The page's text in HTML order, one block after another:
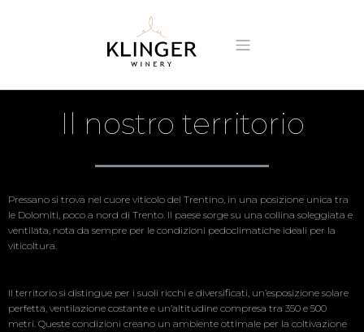
Il nostro territorio
Pressano si trova nel cuore viticolo del Trentino, in una posizione unica tra
le Dolomiti, poco a nord di Trento. Il paese sorge su una collina soleggiata e
ventilata, nota da sempre per le condizioni pedoclimatiche ideali per la
viticoltura.
Il territorio si distingue per i suoli ricchi e diversificati, un’esposizione solare
perfetta, ventilazione costante e un’altitudine compresa tra 350 e 500
metri. Queste condizioni creano un ambiente ottimale per la coltivazione